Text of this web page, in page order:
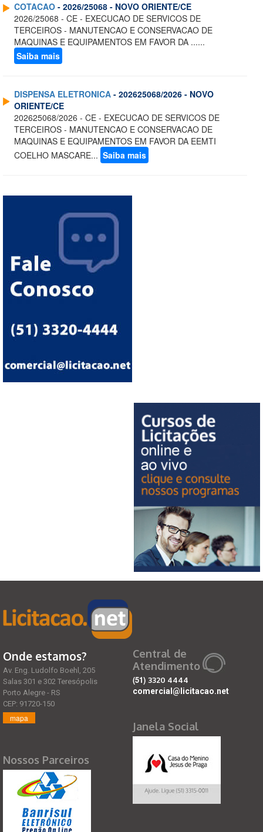
COTACAO - 2026/25068 - NOVO ORIENTE/CE
2026/25068 - CE - EXECUCAO DE SERVICOS DE
TERCEIROS - MANUTENCAO E CONSERVACAO DE
MAQUINAS E EQUIPAMENTOS EM FAVOR DA ......
Saiba mais
DISPENSA ELETRONICA - 202625068/2026 - NOVO
ORIENTE/CE
202625068/2026 - CE - EXECUCAO DE SERVICOS DE
TERCEIROS - MANUTENCAO E CONSERVACAO DE
MAQUINAS E EQUIPAMENTOS EM FAVOR DA EEMTI
COELHO MASCARE... Saiba mais
Onde estamos?
Av. Eng. Ludolfo Boehl, 205
Salas 301 e 302 Teresópolis
Porto Alegre - RS
CEP: 91720-150
mapa
Nossos Parceiros
Central de
Atendimento
(51) 3320 4444
comercial@licitacao.net
Janela Social